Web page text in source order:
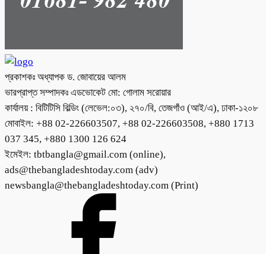
প্রকাশকঃ অধ্যাপক ড. জোবায়ের আলম
ভারপ্রাপ্ত সম্পাদকঃ এডভোকেট মো: গোলাম সরোয়ার
কার্যালয় : বিটিটিসি বিল্ডিং (লেভেল:০৩), ২৭০/বি, তেজগাঁও (আই/এ), ঢাকা-১২০৮
মোবাইল: +88 02-226603507, +88 02-226603508, +880 1713
037 345, +880 1300 126 624
ইমেইল: tbtbangla@gmail.com (online),
ads@thebangladeshtoday.com (adv)
newsbangla@thebangladeshtoday.com (Print)